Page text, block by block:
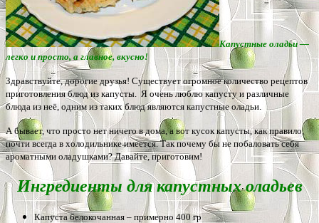
Капустные оладьи —
легко и просто, а главное, вкусно!
Здравствуйте, дорогие друзья! Существует огромное количество рецептов
приготовления блюд из капусты. Я очень люблю капусту и различные
блюда из неё, одним из таких блюд являются капустные оладьи .
А бывает, что просто нет ничего в дома, а вот кусок капусты, как правило,
почти всегда в холодильнике имеется. Так почему бы не побаловать себя
ароматными оладушками? Давайте, приготовим!
Ингредиенты для капустных оладьев
Капуста белокочанная – примерно 400 гр